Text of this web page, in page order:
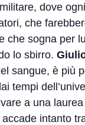
dove
che
che sogna per
lo sbirro.
sangue, è più
tempi
a una
intanto